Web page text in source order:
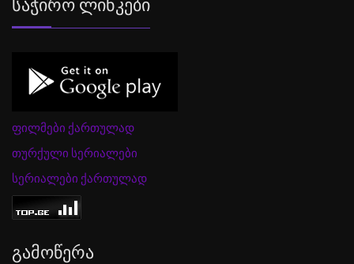
Საჭირო Ლინკები
ფილმები ქართულად
თურქული სერიალები
სერიალები ქართულად
Გამოწერა